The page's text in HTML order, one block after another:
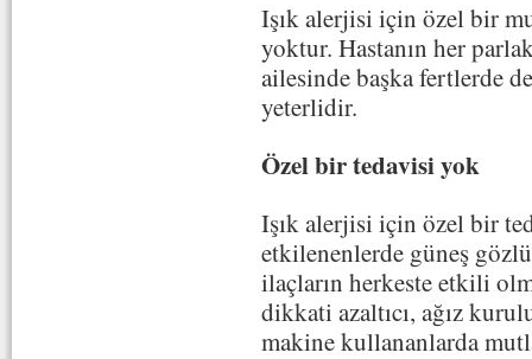
Işık alerjisi için özel bir
yoktur. Hastanın her parlak
ailesinde başka fertlerde
yeterlidir.
Özel bir tedavisi yok
Işık alerjisi için özel bir
etkilenenlerde güneş
ilaçların herkeste etkili
dikkati azaltıcı, ağız
makine kullananlarda